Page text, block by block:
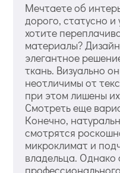
Мечтаете об
дорого, статусно
хотите
материалы?
элегантное
ткань. Визуально
неотличимы от
при этом лишены
Смотреть еще
Конечно,
смотрятся
микроклимат и
владельца. Однако